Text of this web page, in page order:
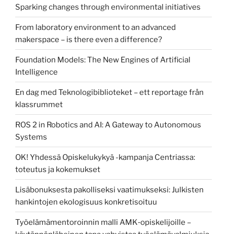
Sparking changes through environmental initiatives
From laboratory environment to an advanced
makerspace – is there even a difference?
Foundation Models: The New Engines of Artificial
Intelligence
En dag med Teknologibiblioteket – ett reportage från
klassrummet
ROS 2 in Robotics and AI: A Gateway to Autonomous
Systems
OK! Yhdessä Opiskelukykyä -kampanja Centriassa:
toteutus ja kokemukset
Lisäbonuksesta pakolliseksi vaatimukseksi: Julkisten
hankintojen ekologisuus konkretisoituu
Työelämämentoroinnin malli AMK‑opiskelijoille –